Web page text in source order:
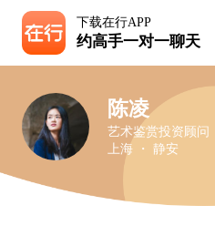
下载在行APP
约高手一对一聊天
陈凌
艺术鉴赏投资顾问
上海 ・ 静安